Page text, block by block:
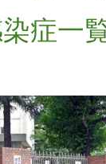
症一